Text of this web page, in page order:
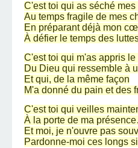
C'est toi qui as séché mes
Au temps fragile de mes
En préparant déjà mon
À défier le temps des
C'est toi qui m'as appris le
Du Dieu qui ressemble à
Et qui, de la même façon
M'a donné du pain et des
C'est toi qui veilles
À la porte de ma
Et moi, je n'ouvre pas
Pardonne-moi ces longs